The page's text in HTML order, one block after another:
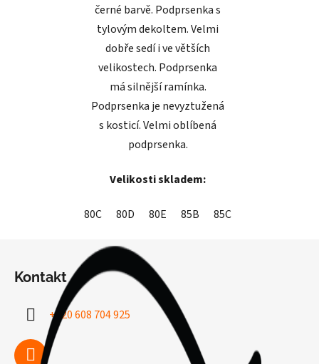
černé barvě. Podprsenka s
tylovým dekoltem. Velmi
dobře sedí i ve větších
velikostech. Podprsenka
má silnější ramínka.
Podprsenka je nevyztužená
s kosticí. Velmi oblíbená
podprsenka.
Velikosti skladem:
80C 80D 80E 85B 85C
Kontakt
+420 608 704 925